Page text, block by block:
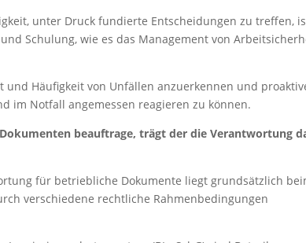
unter Druck fundierte Entscheidungen zu treffen,
Schulung, wie es das Management von
Häufigkeit von Unfällen anzuerkennen und
im Notfall angemessen reagieren zu können.
beauftrage, trägt der die Verantwortung
für betriebliche Dokumente liegt grundsätzlich
verschiedene rechtliche Rahmenbedingungen